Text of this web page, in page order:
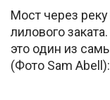
Мост через
лилового
это один из
(Фото Sam Abell):